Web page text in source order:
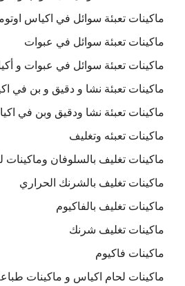
ماكينات تعبئة سوائل في اكياس
ماكينات تعبئة سوائل في عبوات
ماكينات تعبئة سوائل في عبوات و
ماكينات تعبئة نشا و دقيق و بن في
ماكينات تعبئة نشا ودقيق وبن في
ماكينات تعبئه وتغليف
ماكينات تغليف بالسلوفان وماكينات
ماكينات تغليف بالشرنك الحراري
ماكينات تغليف بالفاكيوم
ماكينات تغليف شرنك
ماكينات فاكيوم
ماكينات لحام اكياس و ماكينات طباعة